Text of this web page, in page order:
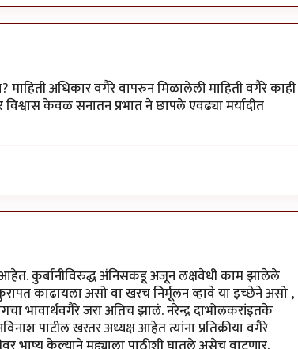
माहिती अधिकार वगैरे वापरुन मिळालेली माहिती वगैरे काही
केवळ सनातन प्रभात ने छापले एवढ्या मर्यादीत
आहेत. कुर्बानीविरुद्ध अंनिसकडू अजून लक्षवेधी काम झालेले
काढायला असो वा खरच निर्मूलन व्हावे या इच्छेने असो ,
भावार्थवगैरे जरा अतिच झालं. नरेन्द्र दाभोलकरांइतके
पाटील खरतर अध्यक्ष आहेत त्यांना प्रतिक्रीया वगैरे